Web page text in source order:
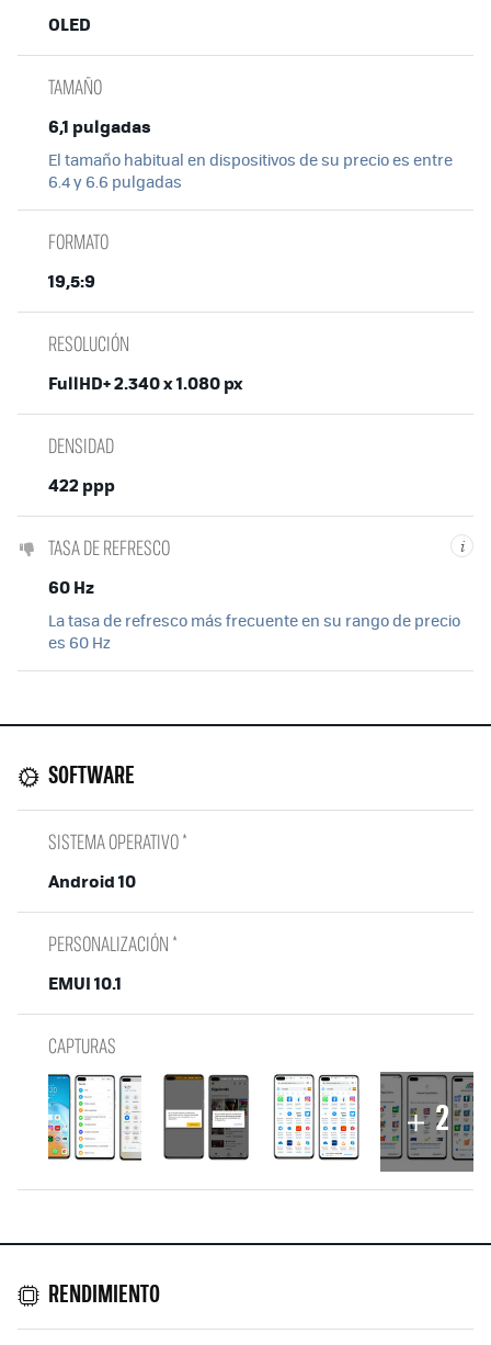
OLED
TAMAÑO
6,1 pulgadas
El tamaño habitual en dispositivos de su precio es entre
6.4 y 6.6 pulgadas
FORMATO
19,5:9
RESOLUCIÓN
FullHD+ 2.340 x 1.080 px
DENSIDAD
422 ppp
i
TASA DE REFRESCO
60 Hz
La tasa de refresco más frecuente en su rango de precio
es 60 Hz
SOFTWARE
SISTEMA OPERATIVO *
Android 10
PERSONALIZACIÓN *
EMUI 10.1
CAPTURAS
2
RENDIMIENTO